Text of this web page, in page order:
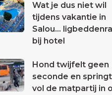
Wat je dus niet wil
tijdens vakantie in
Salou...
bij hotel
Hond twijfelt geen
seconde en springt
vol de matpartij in